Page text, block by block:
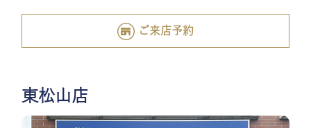
ご来店予約
東松山店